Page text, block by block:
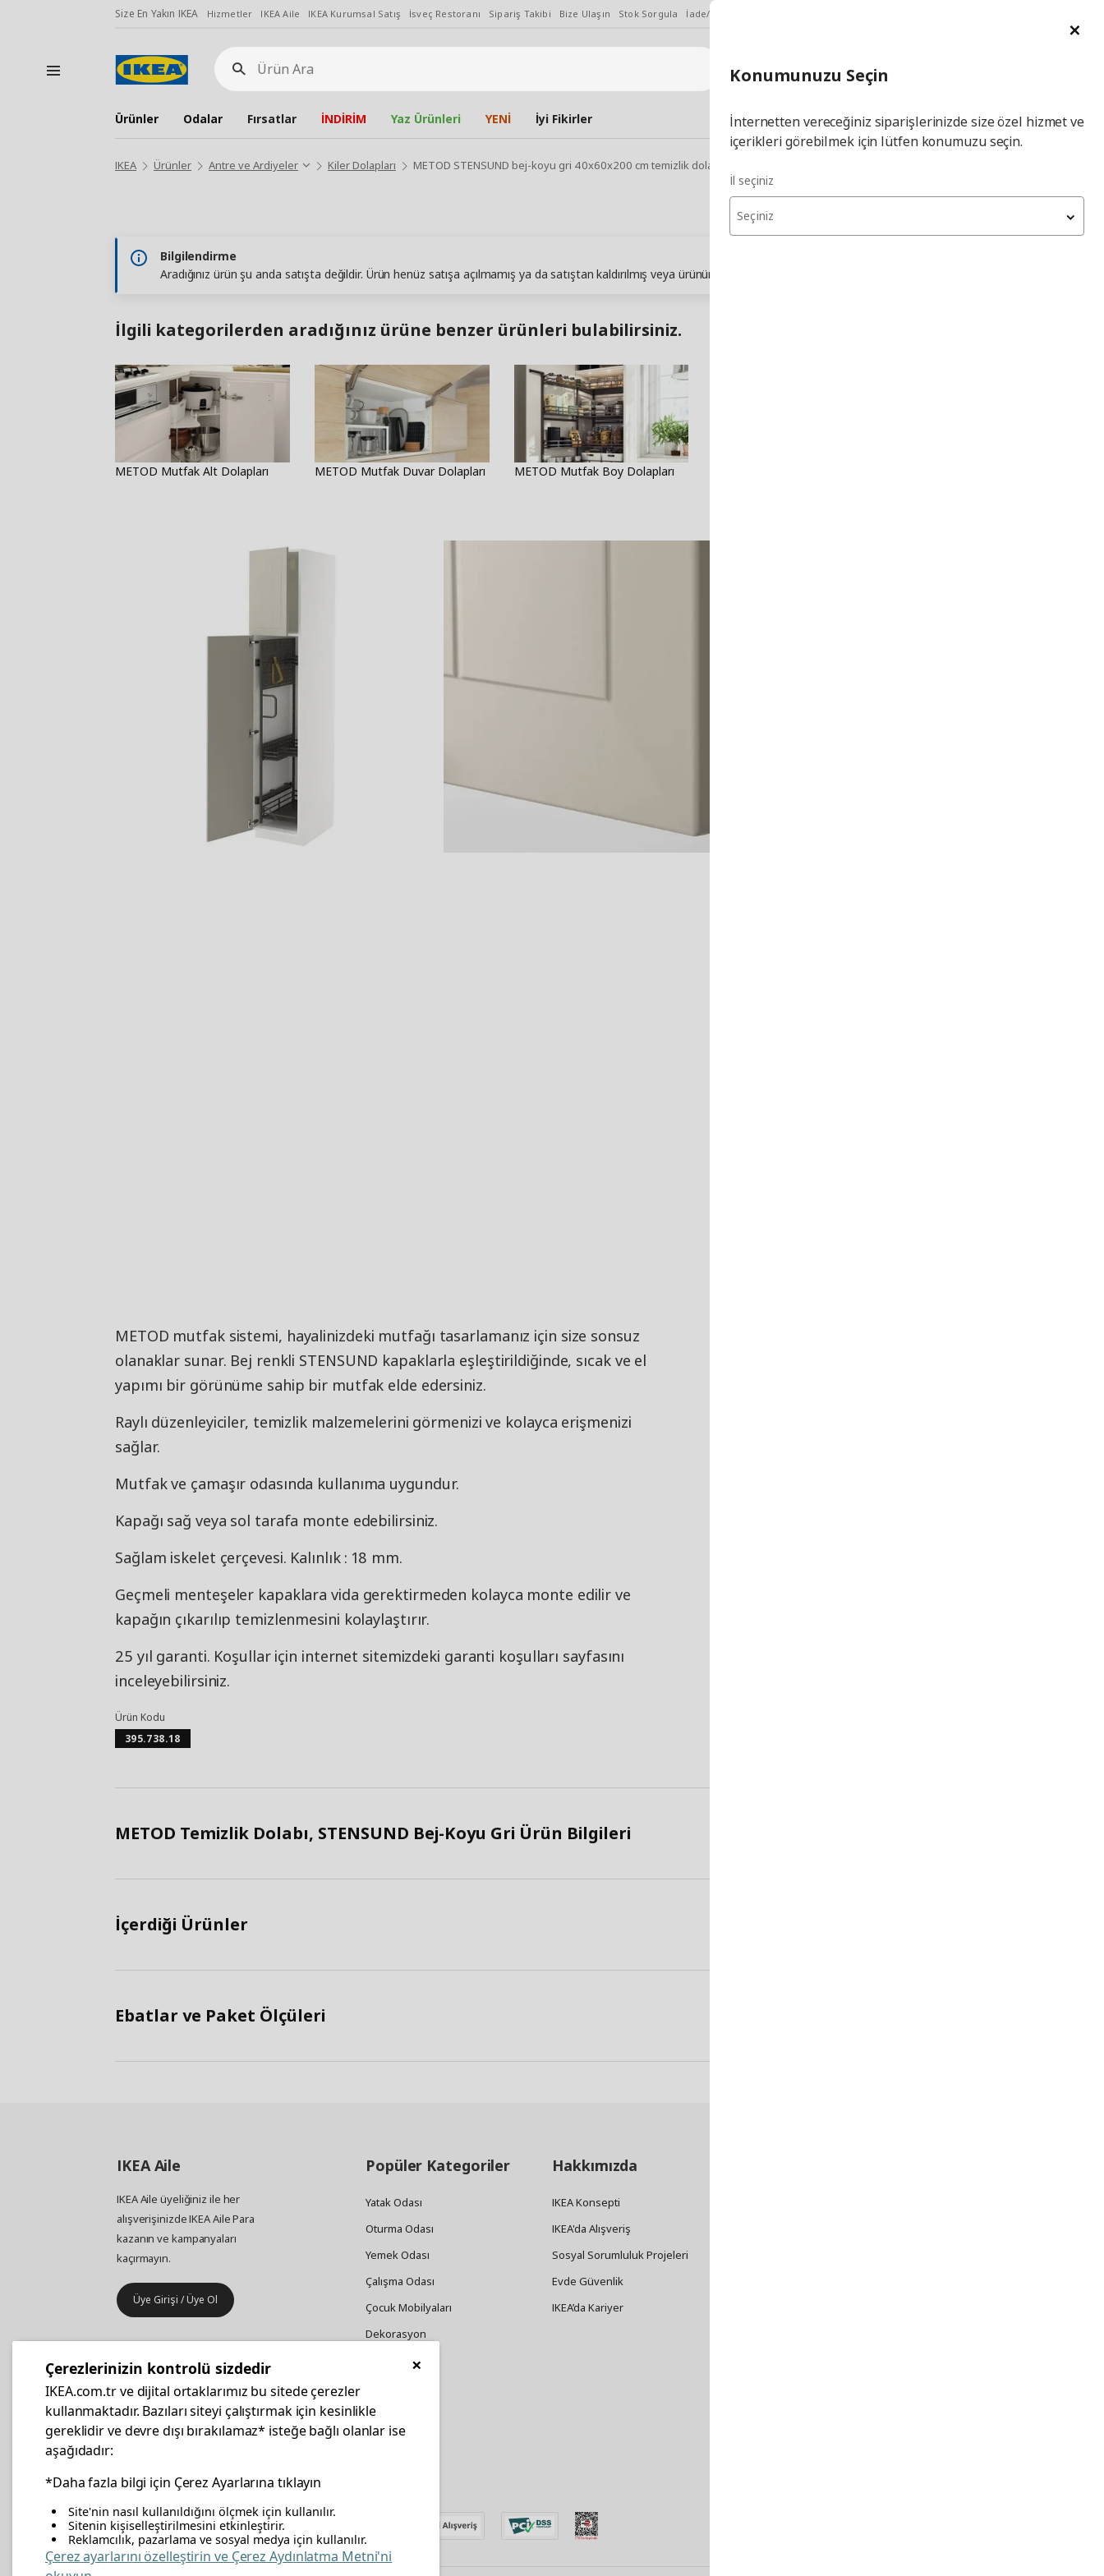
Size En Yakın IKEA Hizmetler IKEA Aile IKEA Kurumsal Satış İsveç Restoranı Sipariş Takibi Bize Ulaşın Stok Sorgula İade/Değişim Talebi
Ürün
Ara
İl Seçiniz İl
Hej! Üye Girişi / Üye Ol
Ürünler Odalar Fırsatlar İNDİRİM Yaz Ürünleri YENİ İyi Fikirler
IKEA Ürünler Antre ve Ardiyeler Kiler Dolapları METOD STENSUND bej-koyu gri 40x60x200 cm temizlik dolabı
Bilgilendirme
Aradığınız ürün şu anda satışta değildir. Ürün henüz satışa açılmamış ya da satıştan kaldırılmış veya ürünün stokları tükenmiş olabilir. Lütfen daha sonra yeniden deneyin.
İlgili kategorilerden aradığınız ürüne benzer ürünleri bulabilirsiniz.
METOD Mutfak Alt Dolapları METOD Mutfak Duvar Dolapları METOD Mutfak Boy Dolapları
METOD mutfak sistemi, hayalinizdeki mutfağı tasarlamanız için size sonsuz
olanaklar sunar. Bej renkli STENSUND kapaklarla eşleştirildiğinde, sıcak ve el
yapımı bir görünüme sahip bir mutfak elde edersiniz.
Raylı düzenleyiciler, temizlik malzemelerini görmenizi ve kolayca erişmenizi
sağlar.
Mutfak ve çamaşır odasında kullanıma uygundur.
Kapağı sağ veya sol tarafa monte edebilirsiniz.
Sağlam iskelet çerçevesi. Kalınlık : 18 mm.
Geçmeli menteşeler kapaklara vida gerektirmeden kolayca monte edilir ve
kapağın çıkarılıp temizlenmesini kolaylaştırır.
25 yıl garanti. Koşullar için internet sitemizdeki garanti koşulları sayfasını
inceleyebilirsiniz.
Ürün Kodu
395.738.18
METOD Temizlik Dolabı, STENSUND Bej-Koyu Gri Ürün Bilgileri
İçerdiği Ürünler
Ebatlar ve Paket Ölçüleri
IKEAAile
IKEA Aile üyeliğiniz ile her
alışverişinizde IKEA Aile Para
kazanın ve kampanyaları
kaçırmayın.
Üye Girişi / Üye Ol
İş yeri mobilya ve aksesuar
alışverişleriniz IKEA Kurumsal Kart
ile daha hesaplı.
Popüler Kategoriler
Yatak Odası
Oturma Odası
Yemek Odası
Çalışma Odası
Çocuk Mobilyaları
Dekorasyon
Züccaciye
Hakkımızda
IKEA Konsepti
IKEA'da Alışveriş
Sosyal Sorumluluk Projeleri
Evde Güvenlik
IKEA’da Kariyer
facebooktwitterinstagrampinterestyoutubelinkedin
Konumunuzu Seçin
İnternetten vereceğiniz siparişlerinizde size özel hizmet ve
içerikleri görebilmek için lütfen konumuzu seçin.
İl seçiniz
Seçiniz
×
Çerezlerinizin kontrolü sizdedir
IKEA.com.tr ve dijital ortaklarımız bu sitede çerezler
kullanmaktadır. Bazıları siteyi çalıştırmak için kesinlikle
gereklidir ve devre dışı bırakılamaz* isteğe bağlı olanlar ise
aşağıdadır:
*Daha fazla bilgi için Çerez Ayarlarına tıklayın
Site'nin nasıl kullanıldığını ölçmek için kullanılır.
Sitenin kişiselleştirilmesini etkinleştirir.
Reklamcılık, pazarlama ve sosyal medya için kullanılır.
Çerez ayarlarını özelleştirin ve Çerez Aydınlatma Metni'ni